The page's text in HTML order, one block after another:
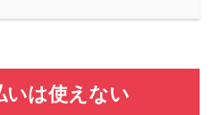
いは使えない